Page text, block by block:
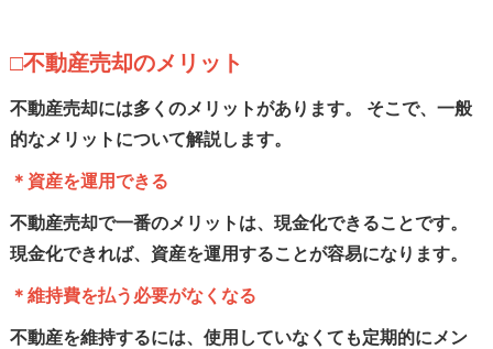
□不動産売却のメリット
不動産売却には多くのメリットがあります。 そこで、一般
的なメリットについて解説します。
＊資産を運用できる
不動産売却で一番のメリットは、現金化できることです。
現金化できれば、資産を運用することが容易になります。
＊維持費を払う必要がなくなる
不動産を維持するには、使用していなくても定期的にメン